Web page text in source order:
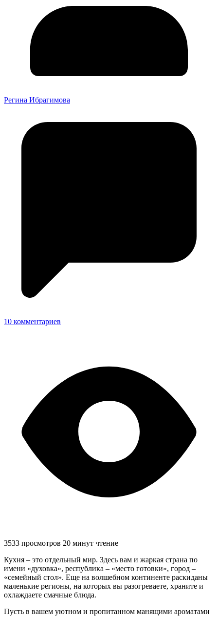
Регина Ибрагимова
10 комментариев
3533 просмотров 20 минут чтение
Кухня – это отдельный мир. Здесь вам и жаркая страна по
имени «духовка», республика – «место готовки», город –
«семейный стол». Еще на волшебном континенте раскиданы
маленькие регионы, на которых вы разогреваете, храните и
охлаждаете смачные блюда.
Пусть в вашем уютном и пропитанном манящими ароматами